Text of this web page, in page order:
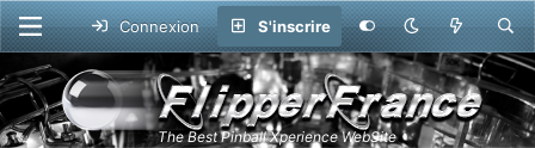
Connexion S'inscrire